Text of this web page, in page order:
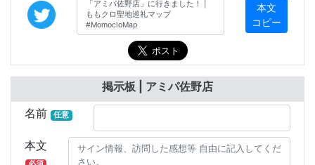
本文
コピー
掲示板 | アミパ佐野店
名前
任意
本文